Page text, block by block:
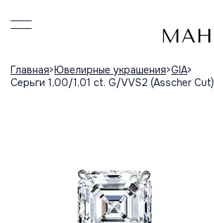
Главная Ювелирные украшения GIA
Серьги 1,00/1,01 ct. G/VVS2 (Asscher Cut)